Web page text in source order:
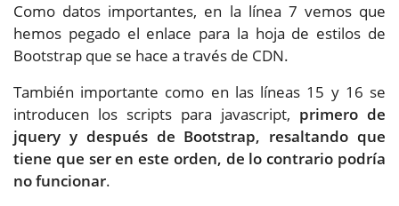
Como datos importantes, en la línea 7 vemos que
hemos pegado el enlace para la hoja de estilos de
Bootstrap que se hace a través de CDN.
También importante como en las líneas 15 y 16 se
introducen los scripts para javascript, primero de
jquery y después de Bootstrap, resaltando que
tiene que ser en este orden, de lo contrario podría
no funcionar.